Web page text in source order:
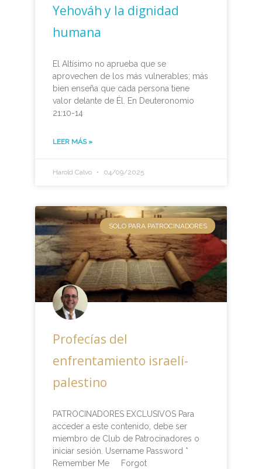
Yehováh y la dignidad
humana
El Altísimo no aprueba que se
aprovechen de los más vulnerables; más
bien enseña que cada persona tiene
valor delante de Él. En Deuteronomio
21:10-14
LEER MÁS »
Harold Calvo 04/09/2025
SOLO PARA PATROCINADORES
Profecías del
enfrentamiento israelí-
palestino
PATROCINADORES EXCLUSIVOS Para
acceder a este contenido, debe ser
miembro de Club de Patrocinadores o
iniciar sesión. Username Password *
Remember Me Forgot